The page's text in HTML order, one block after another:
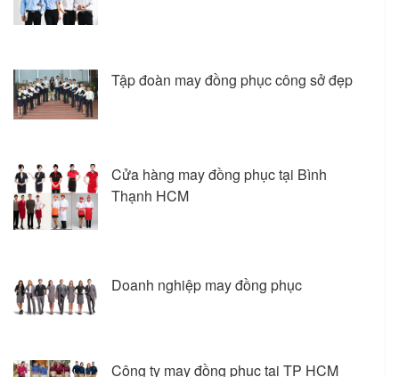
Tập đoàn may đồng phục công sở đẹp
Cửa hàng may đồng phục tại Bình
Thạnh HCM
Doanh nghiệp may đồng phục
Công ty may đồng phục tại TP HCM